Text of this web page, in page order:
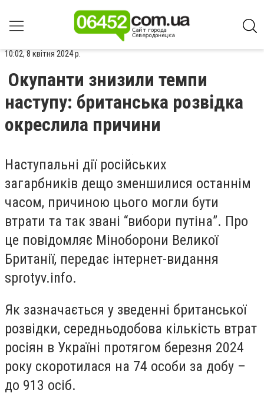
10:02, 8 квітня 2024 р.
Окупанти знизили темпи
наступу: британська розвідка
окреслила причини
Наступальні дії російських
загарбників дещо зменшилися останнім
часом, причиною цього могли бути
втрати та так звані “вибори путіна”. Про
це повідомляє Міноборони Великої
Британії, передає інтернет-видання
sprotyv.info.
Як зазначається у зведенні британської
розвідки, середньодобова кількість втрат
росіян в Україні протягом березня 2024
року скоротилася на 74 особи за добу –
до 913 осіб.